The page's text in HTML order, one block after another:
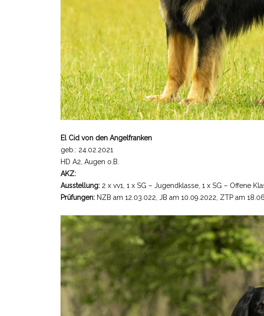
El Cid von den Angelfranken
geb.: 24.02.2021
HD A2, Augen o.B.
AKZ:
Ausstellung: 2 x vv1, 1 x SG – Jugendklasse, 1 x SG – Offene
Prüfungen: NZB am 12.03.022, JB am 10.09.2022, ZTP am